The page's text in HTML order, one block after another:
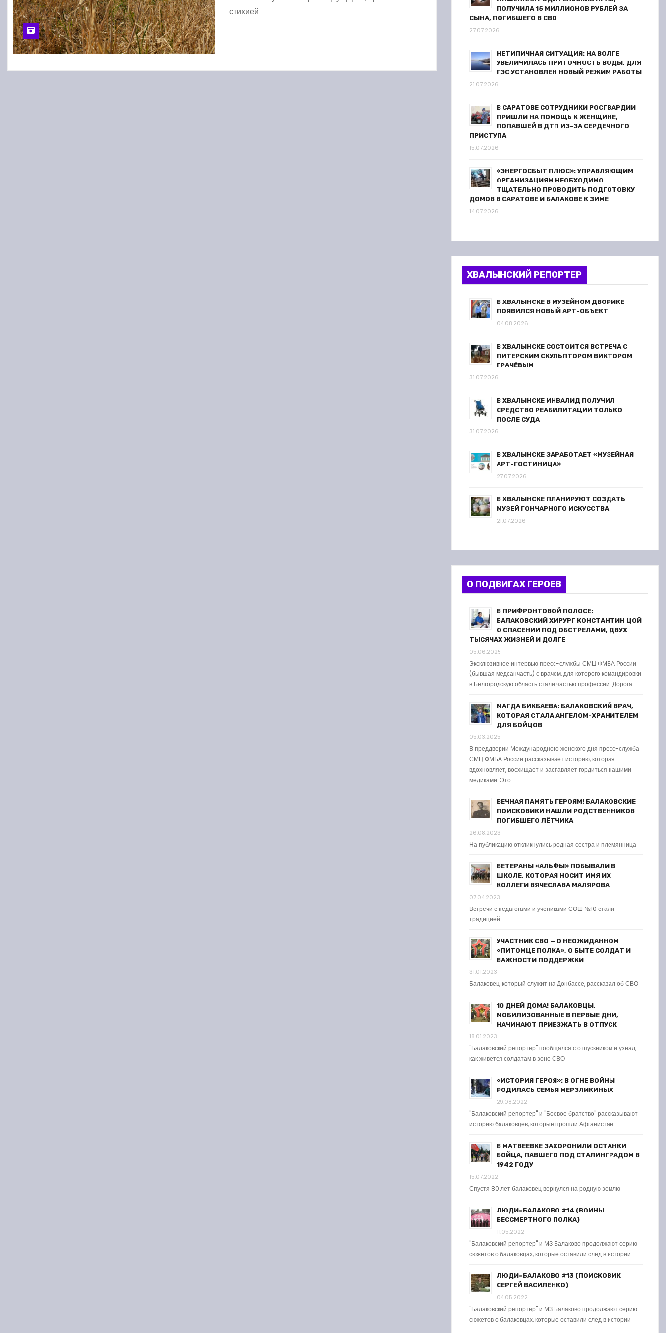
стихией
ПОЛУЧИЛА 15 МИЛЛИОНОВ РУБЛЕЙ ЗА
СЫНА, ПОГИБШЕГО В СВО
27.07.2026
НЕТИПИЧНАЯ СИТУАЦИЯ: НА ВОЛГЕ
УВЕЛИЧИЛАСЬ ПРИТОЧНОСТЬ ВОДЫ, ДЛЯ
ГЭС УСТАНОВЛЕН НОВЫЙ РЕЖИМ РАБОТЫ
21.07.2026
В САРАТОВЕ СОТРУДНИКИ РОСГВАРДИИ
ПРИШЛИ НА ПОМОЩЬ К ЖЕНЩИНЕ,
ПОПАВШЕЙ В ДТП ИЗ-ЗА СЕРДЕЧНОГО
ПРИСТУПА
15.07.2026
«ЭНЕРГОСБЫТ ПЛЮС»: УПРАВЛЯЮЩИМ
ОРГАНИЗАЦИЯМ НЕОБХОДИМО
ТЩАТЕЛЬНО ПРОВОДИТЬ ПОДГОТОВКУ
ДОМОВ В САРАТОВЕ И БАЛАКОВЕ К ЗИМЕ
14.07.2026
ХВАЛЫНСКИЙ РЕПОРТЕР
В ХВАЛЫНСКЕ В МУЗЕЙНОМ ДВОРИКЕ
ПОЯВИЛСЯ НОВЫЙ АРТ-ОБЪЕКТ
04.08.2026
В ХВАЛЫНСКЕ СОСТОИТСЯ ВСТРЕЧА С
ПИТЕРСКИМ СКУЛЬПТОРОМ ВИКТОРОМ
ГРАЧЁВЫМ
31.07.2026
В ХВАЛЫНСКЕ ИНВАЛИД ПОЛУЧИЛ
СРЕДСТВО РЕАБИЛИТАЦИИ ТОЛЬКО
ПОСЛЕ СУДА
31.07.2026
В ХВАЛЫНСКЕ ЗАРАБОТАЕТ «МУЗЕЙНАЯ
АРТ-ГОСТИНИЦА»
27.07.2026
В ХВАЛЫНСКЕ ПЛАНИРУЮТ СОЗДАТЬ
МУЗЕЙ ГОНЧАРНОГО ИСКУССТВА
21.07.2026
О ПОДВИГАХ ГЕРОЕВ
В ПРИФРОНТОВОЙ ПОЛОСЕ:
БАЛАКОВСКИЙ ХИРУРГ КОНСТАНТИН ЦОЙ
О СПАСЕНИИ ПОД ОБСТРЕЛАМИ, ДВУХ
ТЫСЯЧАХ ЖИЗНЕЙ И ДОЛГЕ
05.06.2025
Эксклюзивное интервью пресс-службы СМЦ ФМБА России
(бывшая медсанчасть) с врачом, для которого командировки
в Белгородскую область стали частью профессии. Дорога …
МАГДА БИКБАЕВА: БАЛАКОВСКИЙ ВРАЧ,
КОТОРАЯ СТАЛА АНГЕЛОМ-ХРАНИТЕЛЕМ
ДЛЯ БОЙЦОВ
05.03.2025
В преддверии Международного женского дня пресс-служба
СМЦ ФМБА России рассказывает историю, которая
вдохновляет, восхищает и заставляет гордиться нашими
медиками. Это …
ВЕЧНАЯ ПАМЯТЬ ГЕРОЯМ! БАЛАКОВСКИЕ
ПОИСКОВИКИ НАШЛИ РОДСТВЕННИКОВ
ПОГИБШЕГО ЛЁТЧИКА
26.08.2023
На публикацию откликнулись родная сестра и племянница
ВЕТЕРАНЫ «АЛЬФЫ» ПОБЫВАЛИ В
ШКОЛЕ, КОТОРАЯ НОСИТ ИМЯ ИХ
КОЛЛЕГИ ВЯЧЕСЛАВА МАЛЯРОВА
07.04.2023
Встречи с педагогами и учениками СОШ №10 стали
традицией
УЧАСТНИК СВО — О НЕОЖИДАННОМ
«ПИТОМЦЕ ПОЛКА», О БЫТЕ СОЛДАТ И
ВАЖНОСТИ ПОДДЕРЖКИ
31.01.2023
Балаковец, который служит на Донбассе, рассказал об СВО
10 ДНЕЙ ДОМА! БАЛАКОВЦЫ,
МОБИЛИЗОВАННЫЕ В ПЕРВЫЕ ДНИ,
НАЧИНАЮТ ПРИЕЗЖАТЬ В ОТПУСК
18.01.2023
"Балаковский репортер" пообщался с отпускником и узнал,
как живется солдатам в зоне СВО
«ИСТОРИЯ ГЕРОЯ»: В ОГНЕ ВОЙНЫ
РОДИЛАСЬ СЕМЬЯ МЕРЗЛИКИНЫХ
29.08.2022
"Балаковский репортер" и "Боевое братство" рассказывают
историю балаковцев, которые прошли Афганистан
В МАТВЕЕВКЕ ЗАХОРОНИЛИ ОСТАНКИ
БОЙЦА, ПАВШЕГО ПОД СТАЛИНГРАДОМ В
1942 ГОДУ
15.07.2022
Спустя 80 лет балаковец вернулся на родную землю
ЛЮДИ=БАЛАКОВО #14 (ВОИНЫ
БЕССМЕРТНОГО ПОЛКА)
11.05.2022
"Балаковский репортер" и МЗ Балаково продолжают серию
сюжетов о балаковцах, которые оставили след в истории
ЛЮДИ=БАЛАКОВО #13 (ПОИСКОВИК
СЕРГЕЙ ВАСИЛЕНКО)
04.05.2022
"Балаковский репортер" и МЗ Балаково продолжают серию
сюжетов о балаковцах, которые оставили след в истории